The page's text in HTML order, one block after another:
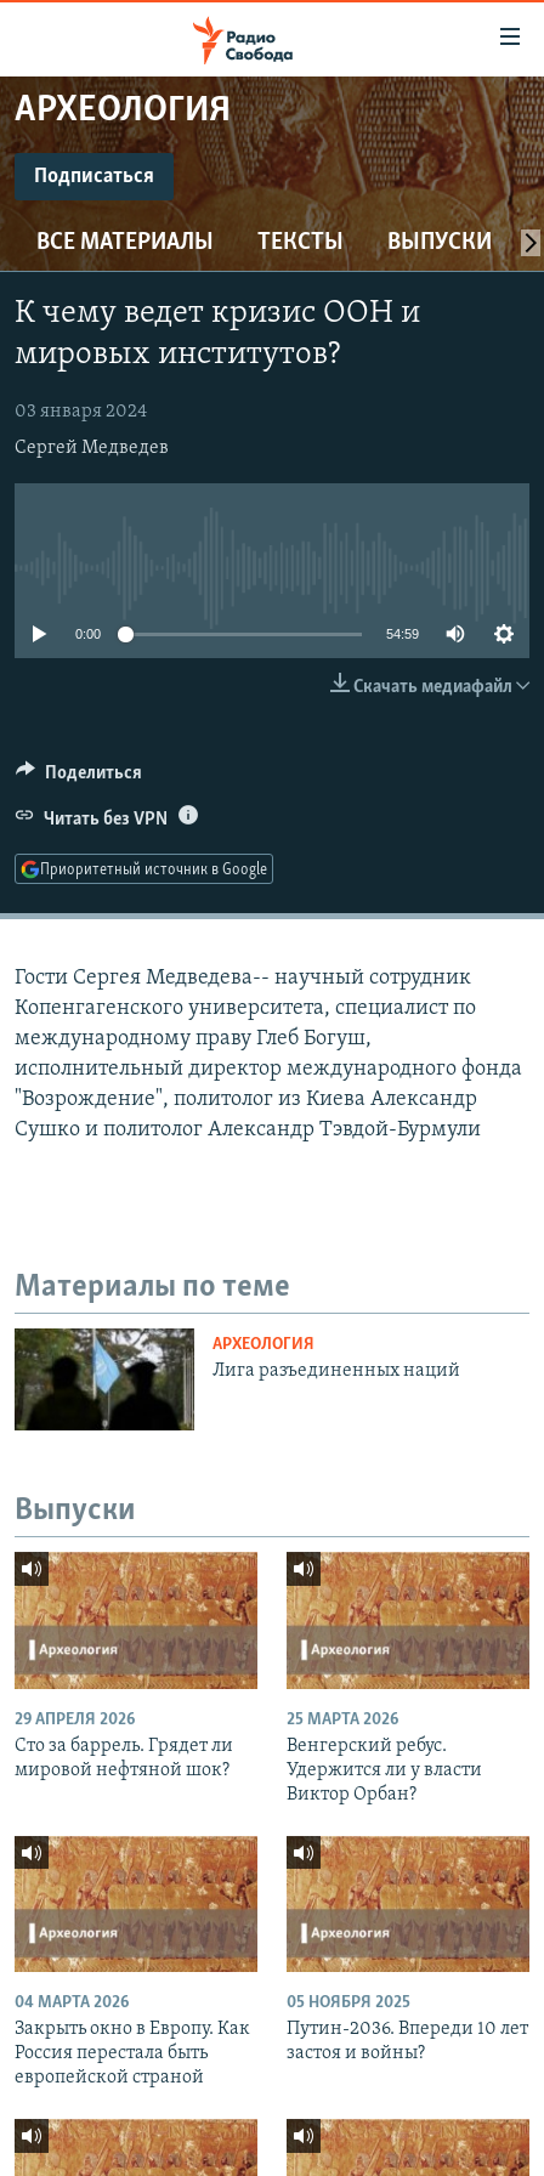
упрощенного
доступа
Вернуться
основному
содержанию
Вернутся
главной
Вернутся
поиску
ПРОГРАММЫ
ПОДКАСТЫ
АВТОРСКИЕ ПРОЕКТЫ
ЦИТАТЫ СВОБОДЫ
МНЕНИЯ
КУЛЬТУРА
КАВКАЗ.РЕАЛИИ
СЕВЕР.РЕАЛИИ
АРХЕОЛОГИЯ
Подписаться
ПОДПИСАТЬСЯ
Подписаться
ВСЕ МАТЕРИАЛЫ ТЕКСТЫ ВЫПУСКИ
К чему ведет кризис ООН и
мировых институтов?
03 января 2024
Сергей Медведев
0:00 54:59
Скачать медиафайл
Поделиться
Читать без VPN
Приоритетный источник в Google
Гости Сергея Медведева-- научный сотрудник
Копенгагенского университета, специалист по
международному праву Глеб Богуш,
исполнительный директор международного фонда
"Возрождение", политолог из Киева Александр
Сушко и политолог Александр Тэвдой-Бурмули
Материалы по теме
АРХЕОЛОГИЯ
Лига разъединенных наций
Выпуски
29 АПРЕЛЯ 2026
Сто за баррель. Грядет ли
мировой нефтяной шок?
25 МАРТА 2026
Венгерский ребус.
Удержится ли у власти
Виктор Орбан?
04 МАРТА 2026
Закрыть окно в Европу. Как
Россия перестала быть
европейской страной
05 НОЯБРЯ 2025
Путин-2036. Впереди 10 лет
застоя и войны?